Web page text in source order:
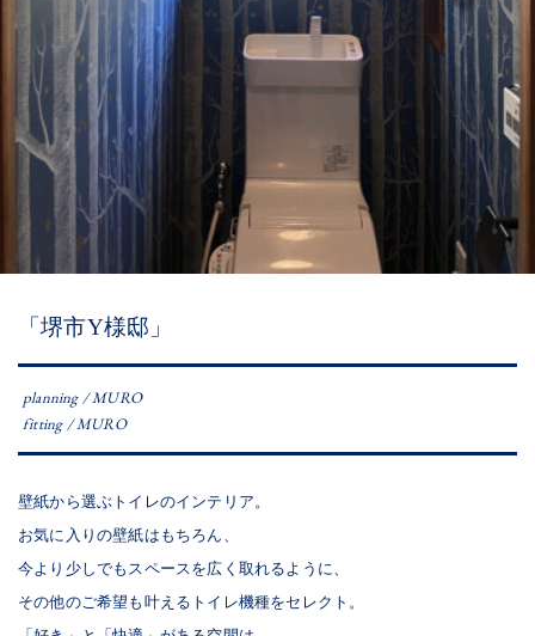
「堺市Y様邸」
planning / MURO
fitting / MURO
壁紙から選ぶトイレのインテリア。
お気に入りの壁紙はもちろん、
今より少しでもスペースを広く取れるように、
その他のご希望も叶えるトイレ機種をセレクト。